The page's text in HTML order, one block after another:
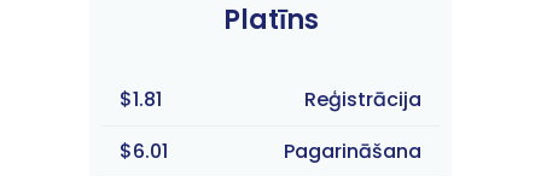
Platīns
$1.81
Reģistrācija
$6.01
Pagarināšana